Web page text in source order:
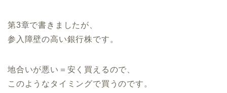
第3章で書きましたが、
参入障壁の高い銀行株です。
地合いが悪い＝安く買えるので、
このようなタイミングで買うのです。